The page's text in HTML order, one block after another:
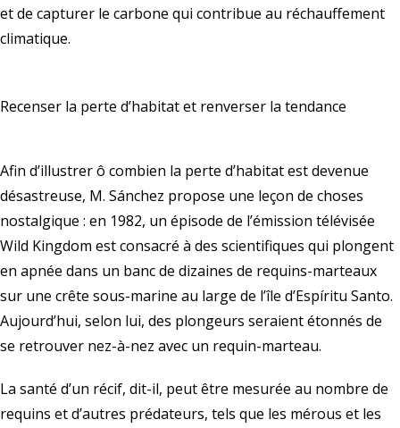
et de capturer le carbone qui contribue au réchauffement
climatique.
Recenser la perte d’habitat et renverser la tendance
Afin d’illustrer ô combien la perte d’habitat est devenue
désastreuse, M. Sánchez propose une leçon de choses
nostalgique : en 1982, un épisode de l’émission télévisée
Wild Kingdom est consacré à des scientifiques qui plongent
en apnée dans un banc de dizaines de requins-marteaux
sur une crête sous-marine au large de l’île d’Espíritu Santo.
Aujourd’hui, selon lui, des plongeurs seraient étonnés de
se retrouver nez-à-nez avec un requin-marteau.
La santé d’un récif, dit-il, peut être mesurée au nombre de
requins et d’autres prédateurs, tels que les mérous et les